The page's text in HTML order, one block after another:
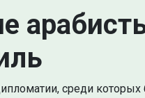
среди которых